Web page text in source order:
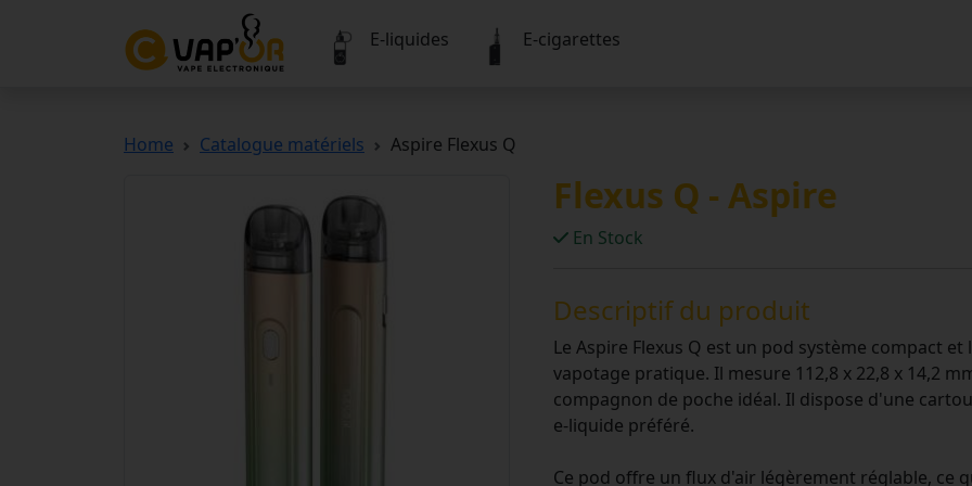
E-liquides E-cigarettes
Home Catalogue matériels Aspire Flexus Q
Flexus Q - Aspire
En Stock
Descriptif du produit
Le Aspire Flexus Q est un pod système compact
vapotage pratique. Il mesure 112,8 x 22,8 x 14,2
compagnon de poche idéal. Il dispose d'une
e-liquide préféré.
Ce pod offre un flux d'air légèrement réglable, ce